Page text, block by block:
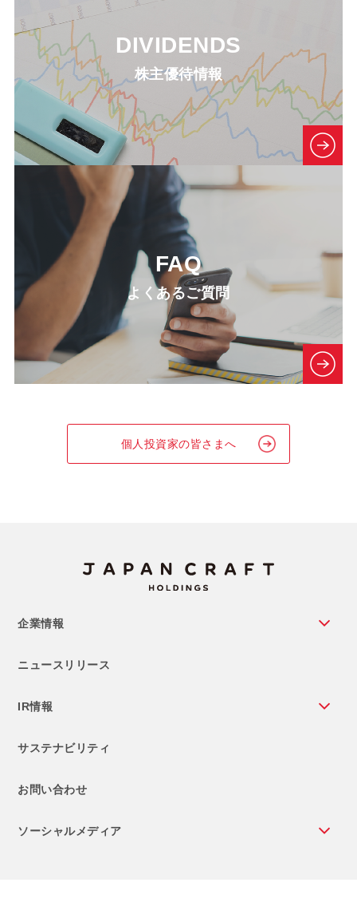
DIVIDENDS
株主優待情報
FAQ
よくあるご質問
個人投資家の皆さまへ
企業情報
ニュースリリース
IR情報
サステナビリティ
お問い合わせ
ソーシャルメディア